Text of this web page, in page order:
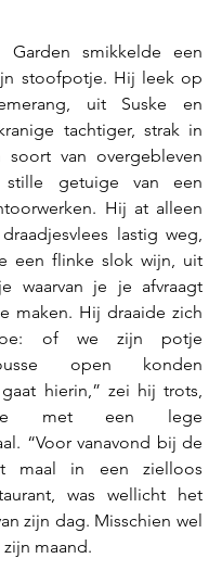
smikkelde een
stoofpotje. Hij leek op
uit Suske en
tachtiger, strak in
van overgebleven
stille getuige van een
Hij at alleen
lastig weg,
een flinke slok wijn, uit
waarvan je je afvraagt
maken. Hij draaide zich
of we zijn potje
open konden
hierin,” zei hij trots,
met een lege
“Voor vanavond bij de
maal in een zielloos
was wellicht het
zijn dag. Misschien wel
maand.